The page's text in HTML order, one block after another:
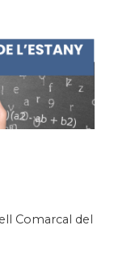
Comarcal del